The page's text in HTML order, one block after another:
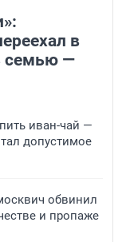
в
семью —
иван-чай —
допустимое
обвинил
и пропаже